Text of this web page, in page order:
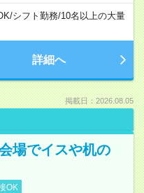
/シフト勤務/10名以上の大量
詳細へ
掲載日：2026.08.05
場でイスや机の
OK